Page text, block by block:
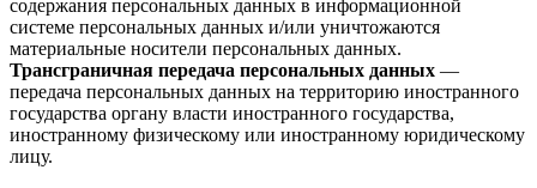
содержания персональных данных в информационной
системе персональных данных и/или уничтожаются
материальные носители персональных данных.
Трансграничная передача персональных данных —
передача персональных данных на территорию иностранного
государства органу власти иностранного государства,
иностранному физическому или иностранному юридическому
лицу.